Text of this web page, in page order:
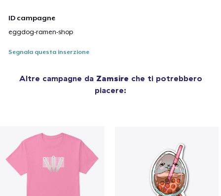
ID campagne
eggdog-ramen-shop
Segnala questa inserzione
Altre campagne da Zamsire che ti potrebbero
piacere: